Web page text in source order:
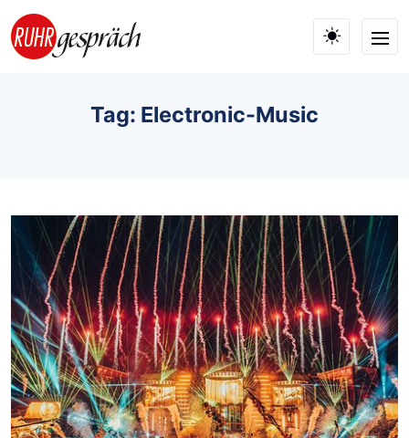
Skip to main content
Tag: Electronic-Music